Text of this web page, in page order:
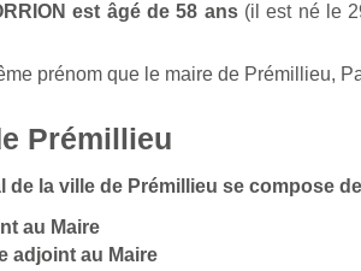
est âgé de 58 ans(il est né le
prénom que le maire de Prémillieu,
Prémillieu
de la ville de Prémillieu se compose
au Maire
adjoint au Maire